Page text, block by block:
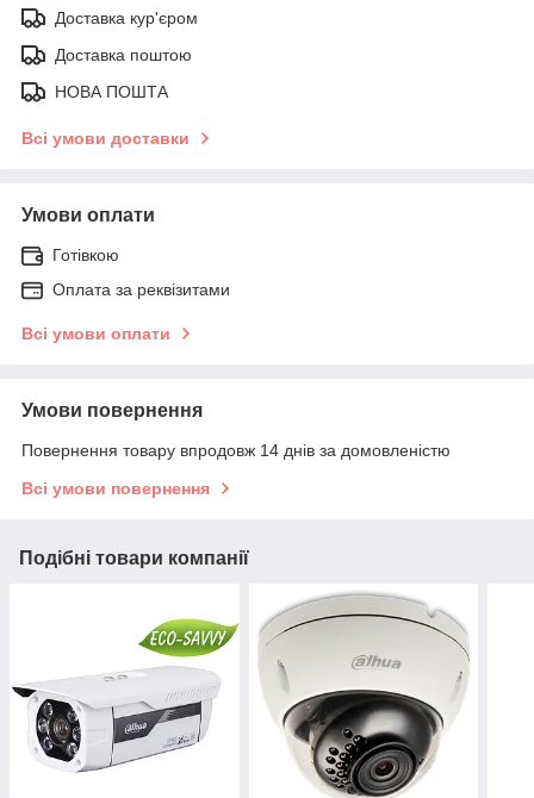
Доставка кур'єром
Доставка поштою
НОВА ПОШТА
Всі умови доставки
Умови оплати
Готівкою
Оплата за реквізитами
Всі умови оплати
Умови повернення
Повернення товару впродовж 14 днів за домовленістю
Всі умови повернення
Подібні товари компанії